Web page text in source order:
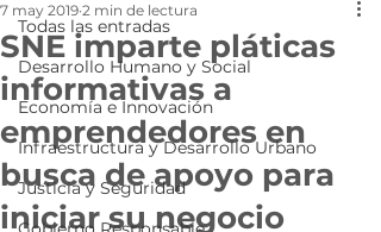
Todas las entradas
Desarrollo Humano y Social
Economía e Innovación
Infraestructura y Desarrollo Urbano
Justicia y Seguridad
SNE imparte pláticas
informativas a
emprendedores en
busca de apoyo para
iniciar su negocio
7 may 2019 2 min de lectura